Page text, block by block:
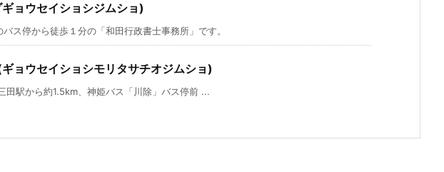
ョウセイショシジムショ)
ス停から徒歩１分の「和田行政書士事務所」です。
ョウセイショシモリタサチオジムショ)
田駅から約1.5km、神姫バス「川除」バス停前 ...